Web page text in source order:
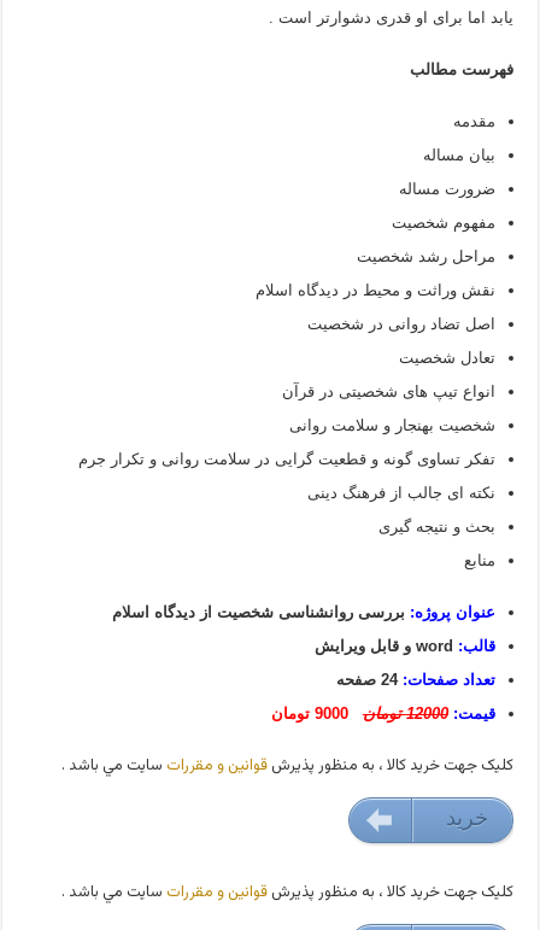
یابد اما برای او قدری دشوارتر است .
فهرست مطالب
مقدمه
بیان مساله
ضرورت مساله
مفهوم شخصیت
مراحل رشد شخصیت
نقش وراثت و محیط در دیدگاه اسلام
اصل تضاد روانی در شخصیت
تعادل شخصیت
انواع تیپ های شخصیتی در قرآن
شخصیت بهنجار و سلامت روانی
تفکر تساوی گونه و قطعیت گرایی در سلامت روانی و تکرار جرم
نکته ای جالب از فرهنگ دینی
بحث و نتیجه گیری
منابع
عنوان پروژه: بررسی روانشناسی شخصیت از دیدگاه اسلام
قالب:
تعداد صفحات: 24 صفحه
قیمت: 12000 تومان 9000 تومان
کليک جهت خريد کالا ، به منظور پذيرشقوانين و مقررات سايت مي باشد .
9000 تومان خريد
کليک جهت خريد کالا ، به منظور پذيرشقوانين و مقررات سايت مي باشد .